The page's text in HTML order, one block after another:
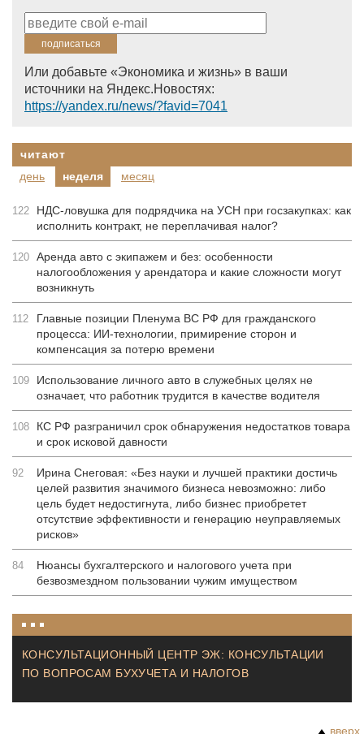
Или добавьте «Экономика и жизнь» в ваши
источники на Яндекс.Новостях:
https://yandex.ru/news/?favid=7041
читают
день
неделя месяц
122
НДС-ловушка для подрядчика на УСН при госзакупках: как
исполнить контракт, не переплачивая налог?
120 Аренда авто с экипажем и без: особенности
налогообложения у арендатора и какие сложности могут
возникнуть
112
Главные позиции Пленума ВС РФ для гражданского
процесса: ИИ-технологии, примирение сторон и
компенсация за потерю времени
109
Использование личного авто в служебных целях не
означает, что работник трудится в качестве водителя
108
КС РФ разграничил срок обнаружения недостатков товара
и срок исковой давности
92
Ирина Снеговая: «Без науки и лучшей практики достичь
целей развития значимого бизнеса невозможно: либо
цель будет недостигнута, либо бизнес приобретет
отсутствие эффективности и генерацию неуправляемых
рисков»
84
Нюансы бухгалтерского и налогового учета при
безвозмездном пользовании чужим имуществом
КОНСУЛЬТАЦИОННЫЙ ЦЕНТР ЭЖ: КОНСУЛЬТАЦИИ
ПО ВОПРОСАМ БУХУЧЕТА И НАЛОГОВ
вверх